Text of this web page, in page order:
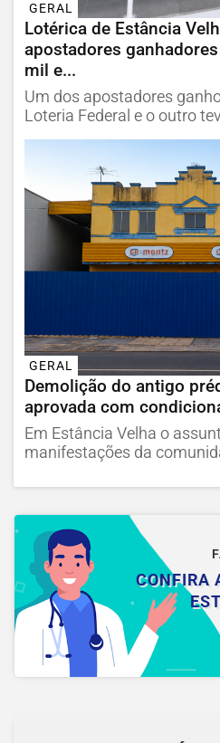
GERAL
Lotérica de Estância
apostadores
mil e...
Um dos apostadores
Loteria Federal e o outro
GERAL
Demolição do antigo
aprovada com
Em Estância Velha o
manifestações da
CONFIRA